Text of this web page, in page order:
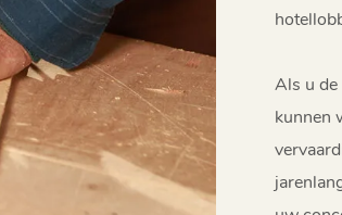
Als u
kunnen